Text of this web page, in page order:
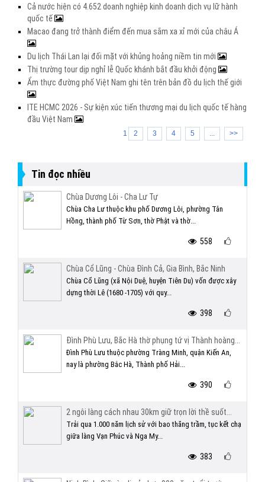
Cả nước hiện có 4.652 doanh nghiệp kinh doanh dịch vụ lữ hành
quốc tế
Macao đang trở thành điểm đến mua sắm xa xỉ mới của châu Á
Du lịch Thái Lan lại đối mặt với khủng hoảng niềm tin mới
Thị trường tour dịp nghỉ lễ Quốc khánh bắt đầu khởi động
Ẩm thực đường phố Việt Nam ghi tên trên bản đồ du lịch thế giới
ITE HCMC 2026 - Sự kiện xúc tiến thương mại du lịch quốc tế hàng
đầu Việt Nam
1 2 3 4 5 ... >>
Tin đọc nhiều
Chùa Dương Lôi - Cha Lư Tự
Chùa Cha Lư thuộc khu phố Dương Lôi, phường Tân
Hồng, thành phố Từ Sơn, thờ Phật và thờ...
558
Chùa Cổ Lũng - Chùa Đình Cả, Gia Bình, Bắc Ninh
Chùa Cổ Lũng (xã Nội Duệ, huyện Tiên Du) vốn được xây
dựng thời Lê (1680 -1705) với quy...
398
Đình Phù Lưu, Bắc Hà thờ phụng tứ vị Thành hoàng...
Đình Phù Lưu thuộc phường Tràng Minh, quận Kiến An,
nay là phường Bắc Hà, Thành phố Hải...
390
2 ngôi làng cách nhau 30km giữ trọn lời thề suốt...
Trải qua 1.000 năm lịch sử với bao thăng trầm, tục kết chạ
giữa làng Vạn Phúc và Nga My...
383